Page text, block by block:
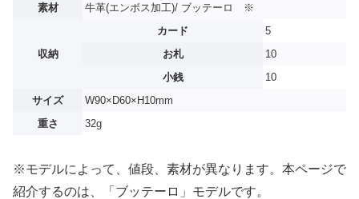
素材
牛革(エンボス加工)/ ブッテーロ ※
収納
カード
5
お札
10
小銭
10
サイズ
W90×D60×H10mm
重さ
32g
※モデルによって、値段、素材が異なります。本ページで
紹介するのは、「ブッテーロ」モデルです。